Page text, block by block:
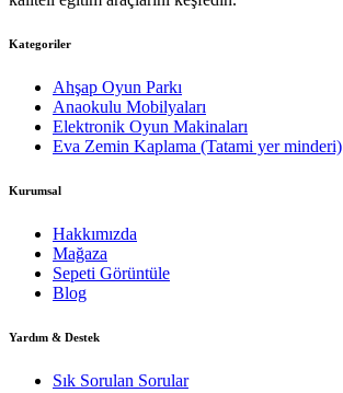
Kategoriler
Ahşap Oyun Parkı
Anaokulu Mobilyaları
Elektronik Oyun Makinaları
Eva Zemin Kaplama (Tatami yer minderi)
Kurumsal
Hakkımızda
Mağaza
Sepeti Görüntüle
Blog
Yardım & Destek
Sık Sorulan Sorular